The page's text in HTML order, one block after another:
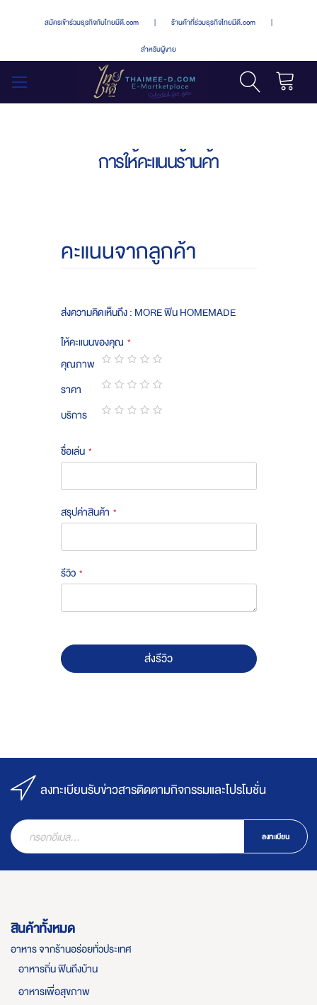
สมัครเข้าร่วมธุรกิจกับไทยมีดี.com | ร้านค้าที่ร่วมธุรกิจไทยมีดี.com |
สำหรับผู้ขาย
การให้คะแนนร้านค้า
คะแนนจากลูกค้า
ส่งความคิดเห็นถึง : MORE ฟิน HOMEMADE
ให้คะแนนของคุณ
คุณภาพ
1
star
2
stars
3
stars
4
stars
5
stars
ราคา
1
star
2
stars
3
stars
4
stars
5
stars
บริการ
ชื่อเล่น
สรุปค่าสินค้า
รีวิว
ส่งรีวิว
ลงทะเบียนรับข่าวสารติดตามกิจกรรมและโปรโมชั่น
ลงทะเบียน
สินค้าทั้งหมด
อาหาร จากร้านอร่อยทั่วประเทศ
อาหารถิ่น ฟินถึงบ้าน
อาหารเพื่อสุขภาพ